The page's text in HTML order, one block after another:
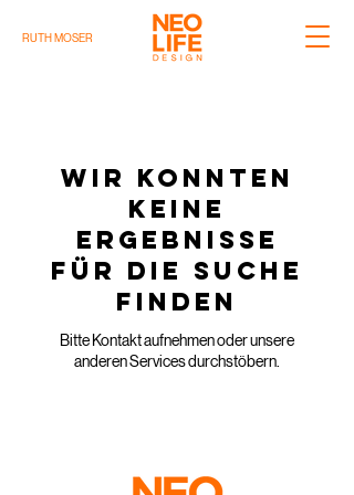
RUTH MOSER
Wir konnten
keine
Ergebnisse
für die Suche
finden
Bitte Kontakt aufnehmen oder unsere
anderen Services durchstöbern.